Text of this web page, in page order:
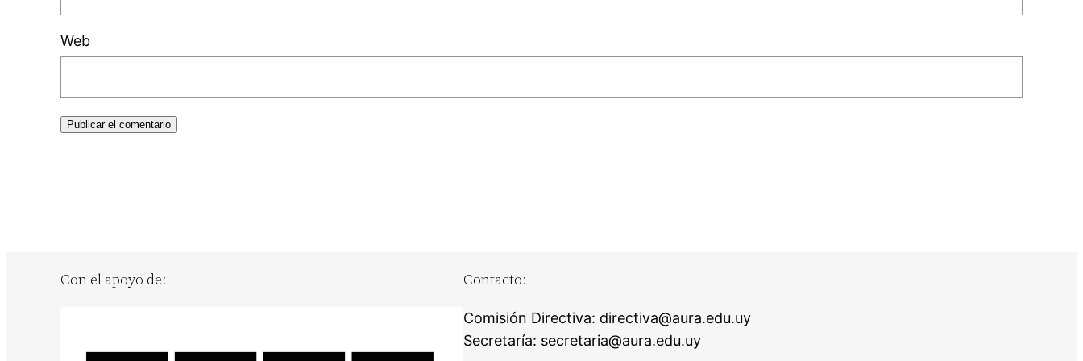
Web
Con el apoyo de: Contacto:
Comisión Directiva: directiva@aura.edu.uy
Secretaría: secretaria@aura.edu.uy